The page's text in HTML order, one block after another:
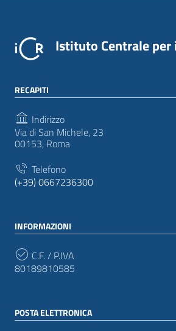
Istituto Centrale per
RECAPITI
Indirizzo
Via di San Michele, 23
00153, Roma
Telefono
(+39) 0667236300
INFORMAZIONI
C.F. / P.IVA
80189810585
POSTA ELETTRONICA